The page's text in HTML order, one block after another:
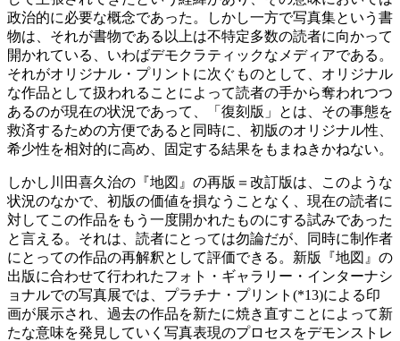
政治的に必要な概念であった。しかし一方で写真集という書
物は、それが書物である以上は不特定多数の読者に向かって
開かれている、いわばデモクラティックなメディアである。
それがオリジナル・プリントに次ぐものとして、オリジナル
な作品として扱われることによって読者の手から奪われつつ
あるのが現在の状況であって、「復刻版」とは、その事態を
救済するための方便であると同時に、初版のオリジナル性、
希少性を相対的に高め、固定する結果をもまねきかねない。
しかし川田喜久治の『地図』の再版＝改訂版は、このような
状況のなかで、初版の価値を損なうことなく、現在の読者に
対してこの作品をもう一度開かれたものにする試みであった
と言える。それは、読者にとっては勿論だが、同時に制作者
にとっての作品の再解釈として評価できる。新版『地図』の
出版に合わせて行われたフォト・ギャラリー・インターナシ
ョナルでの写真展では、プラチナ・プリント(*13)による印
画が展示され、過去の作品を新たに焼き直すことによって新
たな意味を発見していく写真表現のプロセスをデモンストレ